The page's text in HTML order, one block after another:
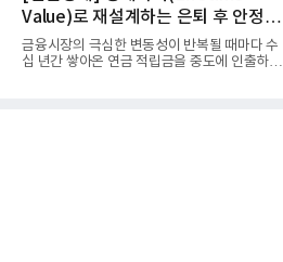
Value)로 재설계하는 은퇴 후 안정적
생활보장과 평생소득 전략
금융시장의 극심한 변동성이 반복될 때마다 수
십 년간 쌓아온 연금 적립금을 중도에 인출하거